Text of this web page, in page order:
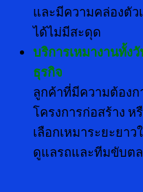
และมีความคล่องตัว
ได้ไม่มีสะดุด
บริการเหมางานทั้ง
ธุรกิจ
ลูกค้าที่มีความต้องก
โครงการก่อสร้าง ห
เลือกเหมาระยะยา
ดูแลรถและทีมขับตล